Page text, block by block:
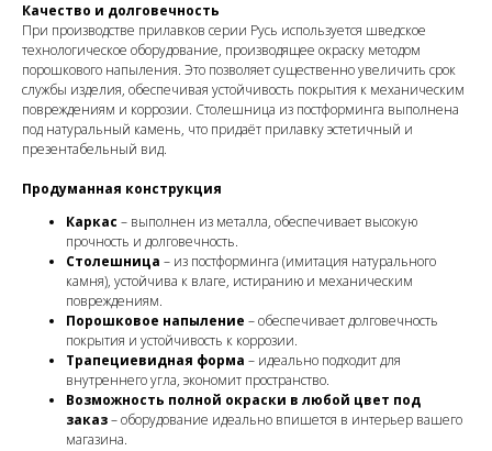
Качество и долговечность
При производстве прилавков серии Русь используется шведское
технологическое оборудование, производящее окраску методом
порошкового напыления. Это позволяет существенно увеличить срок
службы изделия, обеспечивая устойчивость покрытия к механическим
повреждениям и коррозии. Столешница из постформинга выполнена
под натуральный камень, что придаёт прилавку эстетичный и
презентабельный вид.
Продуманная конструкция
Каркас – выполнен из металла, обеспечивает высокую
прочность и долговечность.
Столешница – из постформинга (имитация натурального
камня), устойчива к влаге, истиранию и механическим
повреждениям.
Порошковое напыление – обеспечивает долговечность
покрытия и устойчивость к коррозии.
Трапециевидная форма – идеально подходит для
внутреннего угла, экономит пространство.
Возможность полной окраски в любой цвет под
заказ– оборудование идеально впишется в интерьер вашего
магазина.